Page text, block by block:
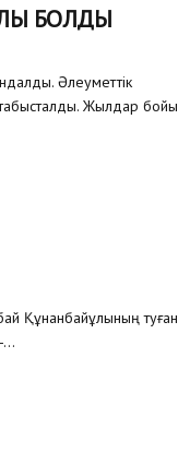
БОЛДЫ
Әлеуметтік
табысталды. Жылдар бойы
Құнанбайұлының туған